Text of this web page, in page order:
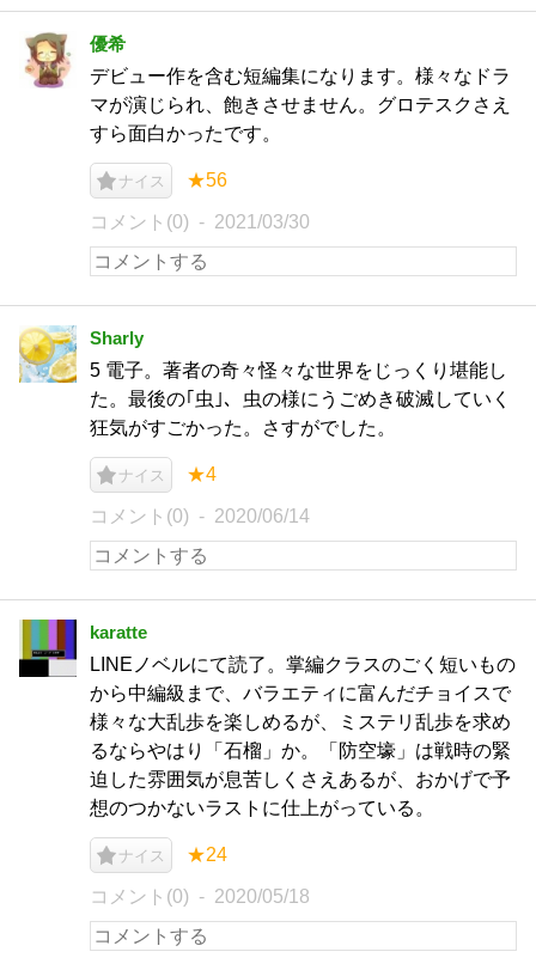
優希
デビュー作を含む短編集になります。様々なドラ
マが演じられ、飽きさせません。グロテスクさえ
すら面白かったです。
ナイス ★56
コメント(0) 2021/03/30
Sharly
5 電子。著者の奇々怪々な世界をじっくり堪能し
た。最後の｢虫｣、虫の様にうごめき破滅していく
狂気がすごかった。さすがでした。
ナイス ★4
コメント(0) 2020/06/14
karatte
LINEノベルにて読了。掌編クラスのごく短いもの
から中編級まで、バラエティに富んだチョイスで
様々な大乱歩を楽しめるが、ミステリ乱歩を求め
るならやはり「石榴」か。「防空壕」は戦時の緊
迫した雰囲気が息苦しくさえあるが、おかげで予
想のつかないラストに仕上がっている。
ナイス ★24
コメント(0) 2020/05/18